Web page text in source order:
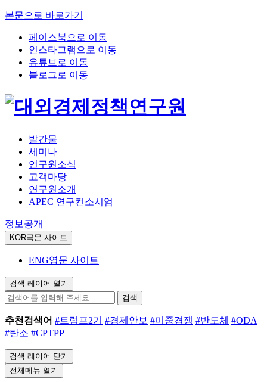
본문으로 바로가기
페이스북으로 이동
인스타그램으로 이동
유튜브로 이동
블로그로 이동
발간물
세미나
연구원소식
고객마당
연구원소개
APEC 연구컨소시엄
정보공개
KOR국문 사이트
ENG영문 사이트
검색 레이어 열기
검색
추천검색어 #트럼프2기 #경제안보 #미중경쟁 #반도체 #ODA
#탄소 #CPTPP
검색 레이어 닫기
전체메뉴 열기